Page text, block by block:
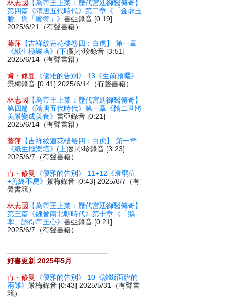
林志國
【為帝王上菜：歷代宮廷御醫傳奇】
第四篇《隋唐五代時代》第二章《「金虀玉
膾」與「蜜蟹」》書亞錄音 [0:19]
2025/6/21（有聲書籍）
藤萍 【吉祥紋蓮花樓卷四：白虎】 第一章
《紙生極樂塔》(下)劉小珍錄音 [3:51]
2025/6/14（有聲書籍）
肯・修曼
《優雅的告別》 13《生前預囑》
景梅錄音 [0:41] 2025/6/14（有聲書籍）
林志國
【為帝王上菜：歷代宮廷御醫傳奇】
第四篇《隋唐五代時代》第一章《隋二世將
美景變成美食》書亞錄音 [0:21]
2025/6/14（有聲書籍）
藤萍 【吉祥紋蓮花樓卷四：白虎】 第一章
《紙生極樂塔》(上)劉小珍錄音 [3:23]
2025/6/7（有聲書籍）
肯・修曼
《優雅的告別》 11+12《衰弱症
+善終不易》景梅錄音 [0:43] 2025/6/7（有
聲書籍）
林志國
【為帝王上菜：歷代宮廷御醫傳奇】
第三篇《魏晉南北朝時代》第十章《「鵝
掌」誘得帝王心》書亞錄音 [0:21]
2025/6/7（有聲書籍）
好書更新 2025年5月
肯・修曼
《優雅的告別》 10《診斷面臨的
兩難》景梅錄音 [0:43] 2025/5/31（有聲書
籍）